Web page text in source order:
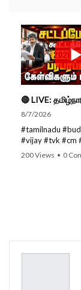
8/7/2026
#tamilnadu
#vijay #tvk #cm
#viral #nowtrending #video
ROCKFORT
the Subscribe
200 Views • 0